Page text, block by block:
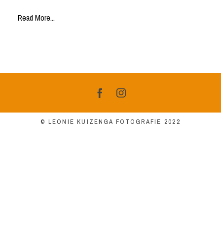
Read More...
© LEONIE KUIZENGA FOTOGRAFIE 2022